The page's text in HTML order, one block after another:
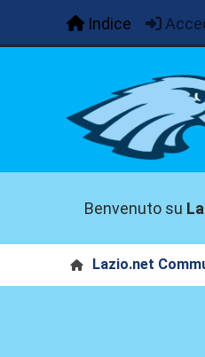
Indice
Benvenuto su
Lazio.net